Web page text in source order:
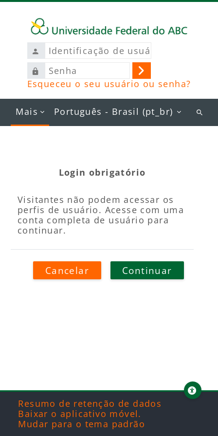
Ir para o conteúdo principal
Identificação
de
usuário
Senha
Acessar
Esqueceu o seu usuário ou senha?
Mais Português - Brasil ‎(pt_br)‎
Login obrigatório
Visitantes não podem acessar os
perfis de usuário. Acesse com uma
conta completa de usuário para
continuar.
Cancelar Continuar
Resumo de retenção de dados
Baixar o aplicativo móvel.
Mudar para o tema padrão